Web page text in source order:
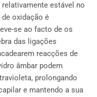
estável no
oxidação é
se ao facto de os
das ligações
reacções de
âmbar podem
prolongando
e mantendo a sua